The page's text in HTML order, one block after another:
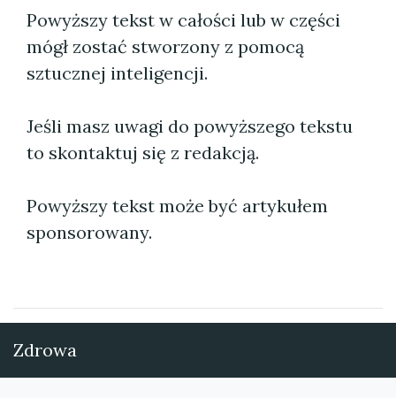
Powyższy tekst w całości lub w części
mógł zostać stworzony z pomocą
sztucznej inteligencji.
Jeśli masz uwagi do powyższego tekstu
to skontaktuj się z redakcją.
Powyższy tekst może być artykułem
sponsorowany.
Zdrowa